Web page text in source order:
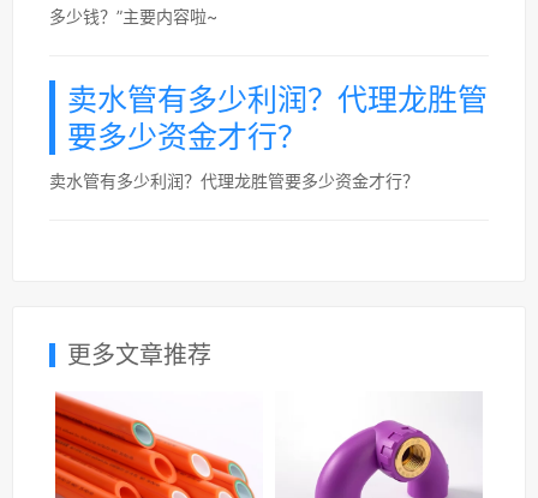
多少钱？”主要内容啦~
卖水管有多少利润？代理龙胜管
要多少资金才行？
卖水管有多少利润？代理龙胜管要多少资金才行？
更多文章推荐